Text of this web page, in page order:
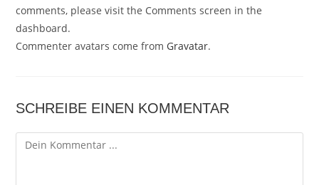
comments, please visit the Comments screen in the
dashboard.
Commenter avatars come from Gravatar.
SCHREIBE EINEN KOMMENTAR
Kommentieren